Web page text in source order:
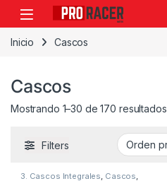
Inicio Cascos
Cascos
Mostrando 1–30 de 170 resultados
Filters
3. Cascos Integrales Cascos